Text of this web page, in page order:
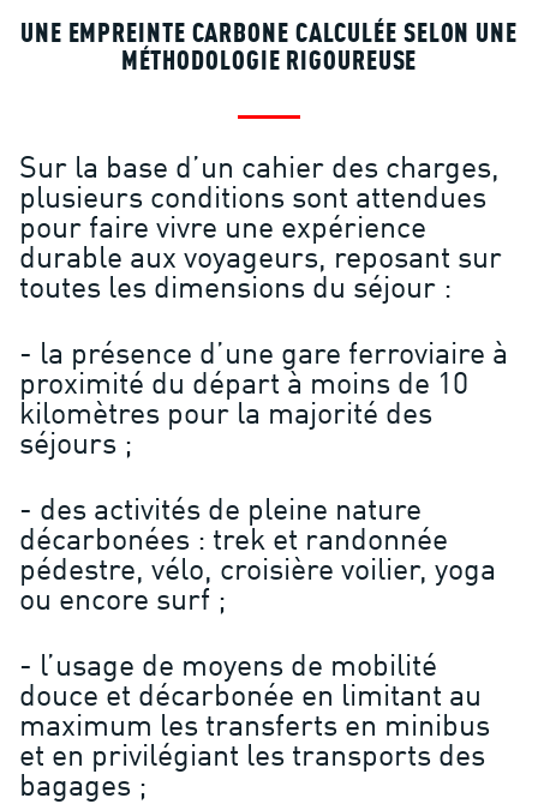
UNE EMPREINTE CARBONE CALCULÉE SELON UNE
MÉTHODOLOGIE RIGOUREUSE
Sur la base d’un cahier des charges,
plusieurs conditions sont attendues
pour faire vivre une expérience
durable aux voyageurs, reposant sur
toutes les dimensions du séjour :
- la présence d’une gare ferroviaire à
proximité du départ à moins de 10
kilomètres pour la majorité des
séjours ;
- des activités de pleine nature
décarbonées : trek et randonnée
pédestre, vélo, croisière voilier, yoga
ou encore surf ;
- l’usage de moyens de mobilité
douce et décarbonée en limitant au
maximum les transferts en minibus
et en privilégiant les transports des
bagages ;